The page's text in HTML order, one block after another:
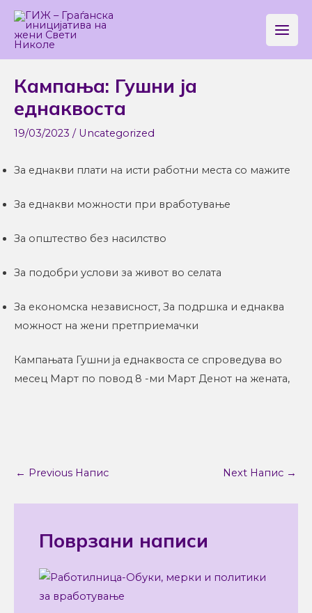
Skip
content
Main
Menu
Кампања: Гушни ја
еднаквоста
19/03/2023 / Uncategorized
За еднакви плати на исти работни места со мажите
За еднакви можности при вработување
За општество без насилство
За подобри услови за живот во селата
За економска независност, За подршка и еднаква
можност на жени претприемачки
Кампањата Гушни ја еднаквоста се спроведува во
месец Март по повод 8 -ми Март Денот на жената,
navigation
← Previous Напис Next Напис →
Поврзани написи